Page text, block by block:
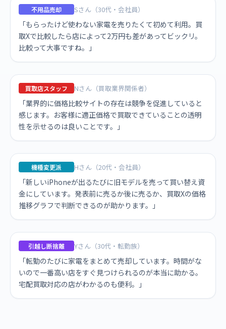
不用品売却 Sさん（30代・会社員）
「もらったけど使わない家電を売りたくて初めて利用。買
取Xで比較したら店によって2万円も差があってビックリ。
比較って大事ですね。」
買取店スタッフ Nさん（買取業界関係者）
「業界的に価格比較サイトの存在は競争を促進していると
感じます。お客様に適正価格で買取できていることの透明
性を示せるのは良いことです。」
機種変更派 Hさん（20代・会社員）
「新しいiPhoneが出るたびに旧モデルを売って買い替え資
金にしています。発表前に売るか後に売るか、買取Xの価格
推移グラフで判断できるのが助かります。」
引越し断捨離 Yさん（30代・転勤族）
「転勤のたびに家電をまとめて売却しています。時間がな
いので一番高い店をすぐ見つけられるのが本当に助かる。
宅配買取対応の店がわかるのも便利。」